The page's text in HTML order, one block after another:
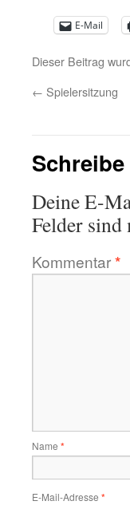
E-Mail
Dieser Beitrag
← Spielersitzung
Deine E-
Felder sind
Kommentar*
Name *
E-Mail-Adresse *